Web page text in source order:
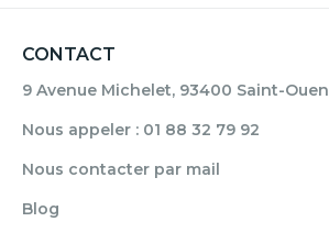
CONTACT
9 Avenue Michelet, 93400 Saint-Ouen
Nous appeler : 01 88 32 79 92
Nous contacter par mail
Blog